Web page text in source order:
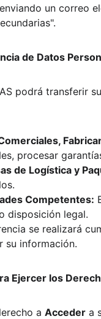
un correo
de Datos
podrá transferir
procesar
de Logística y
Competentes:
disposición legal.
se realizará
su información.
Ejercer los
a Acceder a